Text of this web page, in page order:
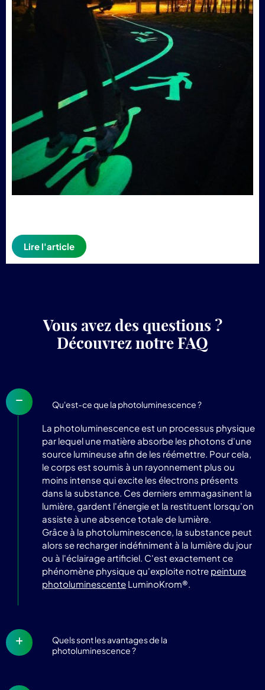
Lire l'article
Vous avez des questions ?
Découvrez notre FAQ
Qu'est-ce que la photoluminescence ?
La photoluminescence est un processus physique
par lequel une matière absorbe les photons d'une
source lumineuse afin de les réémettre. Pour cela,
le corps est soumis à un rayonnement plus ou
moins intense qui excite les électrons présents
dans la substance. Ces derniers emmagasinent la
lumière, gardent l'énergie et la restituent lorsqu'on
assiste à une absence totale de lumière.
Grâce à la photoluminescence, la substance peut
alors se recharger indéfiniment à la lumière du jour
ou à l'éclairage artificiel. C'est exactement ce
phénomène physique qu'exploite notre peinture
photoluminescente LuminoKrom®.
Quels sont les avantages de la
photoluminescence ?